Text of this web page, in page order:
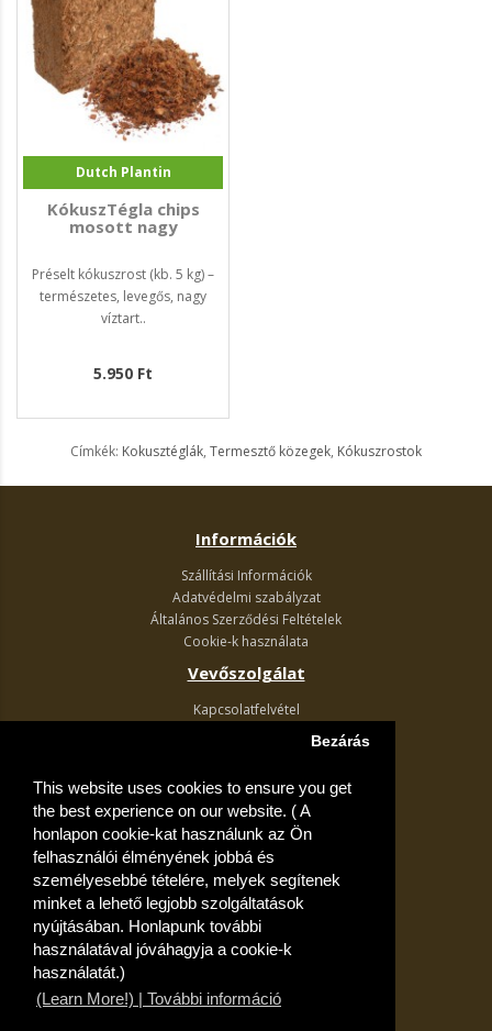
This website uses cookies to ensure you get
the best experience on our website. ( A
honlapon cookie-kat használunk az Ön
felhasználói élményének jobbá és
személyesebbé tételére, melyek segítenek
minket a lehető legjobb szolgáltatások
nyújtásában. Honlapunk további
használatával jóváhagyja a cookie-k
használatát.)
(Learn More!) | További információ
Bezárás
Dutch Plantin
KókuszTégla chips
mosott nagy
Préselt kókuszrost (kb. 5 kg) –
természetes, levegős, nagy
víztart..
5.950 Ft
Címkék: Kokusztéglák, Termesztő közegek, Kókuszrostok
Információk
Szállítási Információk
Adatvédelmi szabályzat
Általános Szerződési Feltételek
Cookie-k használata
Vevőszolgálat
Kapcsolatfelvétel
Akciós ajánlatok
Fiók
Kívánságlista